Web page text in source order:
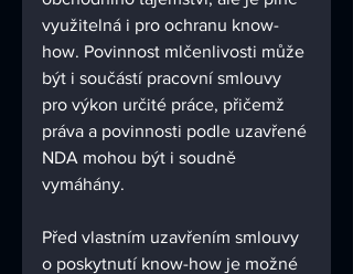
využitelná i pro ochranu know-
how. Povinnost mlčenlivosti může
být i součástí pracovní smlouvy
pro výkon určité práce, přičemž
práva a povinnosti podle uzavřené
NDA mohou být i soudně
vymáhány.
Před vlastním uzavřením smlouvy
o poskytnutí know-how je možné